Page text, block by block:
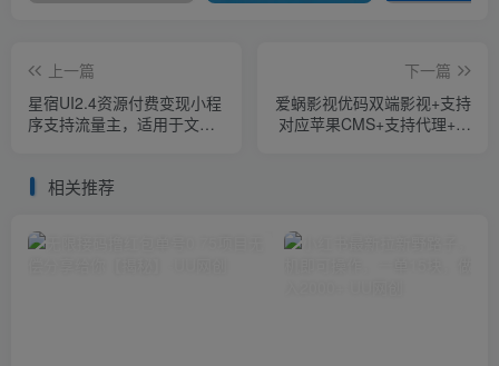
上一篇
星宿UI2.4资源付费变现小程
序支持流量主，适用于文
下一篇
爱蜗影视优码双端影视+支持
对应苹果CMS+支持代理+在
相关推荐